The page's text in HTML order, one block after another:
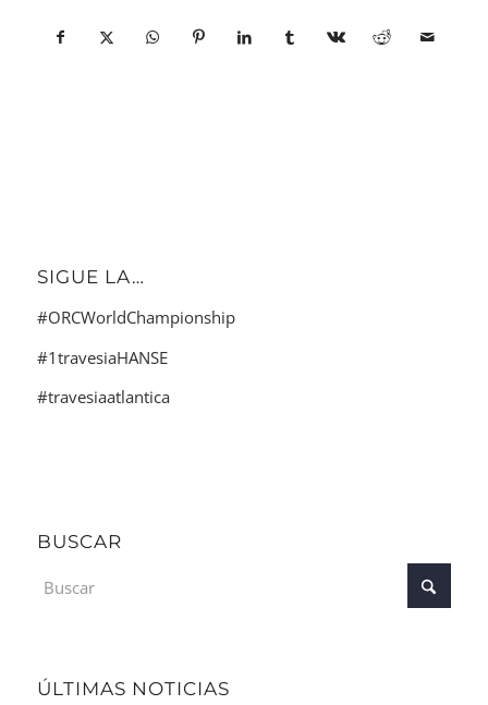
SIGUE LA…
#ORCWorldChampionship
#1travesiaHANSE
#travesiaatlantica
BUSCAR
ÚLTIMAS NOTICIAS